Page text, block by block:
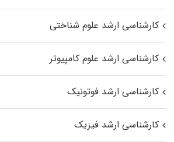
کارشناسی ارشد علوم شناختی
کارشناسی ارشد علوم کامپیوتر
کارشناسی ارشد فوتونیک
کارشناسی ارشد فیزیک